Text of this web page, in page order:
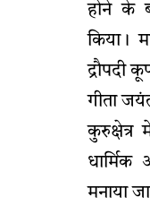
होने के
किया।
द्रौपदी
गीता
कुरुक्षेत्र
मनाया